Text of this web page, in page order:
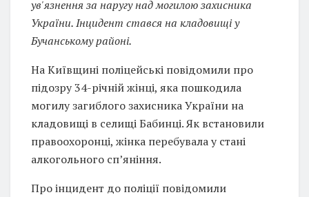
ув'язнення за наругу над могилою захисника
України. Інцидент стався на кладовищі у
Бучанському районі.
На Київщині поліцейські повідомили про
підозру 34-річній жінці, яка пошкодила
могилу загиблого захисника України на
кладовищі в селищі Бабинці. Як встановили
правоохоронці, жінка перебувала у стані
алкогольного сп’яніння.
Про інцидент до поліції повідомили